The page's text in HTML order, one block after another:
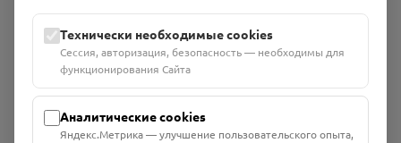
ИНН: 6700029207 ОГРН: 1256700001986
Юридический адрес: 216790, Смоленская область, р-н
Руднянский, г. Рудня, улица Западная, д. 26А, пом. 18
Номер счёта: 40702810901130004287 в АО "АЛЬФА-БАНК"
Кор. счёт: 30101810200000000593
Технически необходимые cookies
Сессия, авторизация, безопасность — необходимы для
функционирования Сайта
Аналитические cookies
Яндекс.Метрика — улучшение пользовательского опыта,